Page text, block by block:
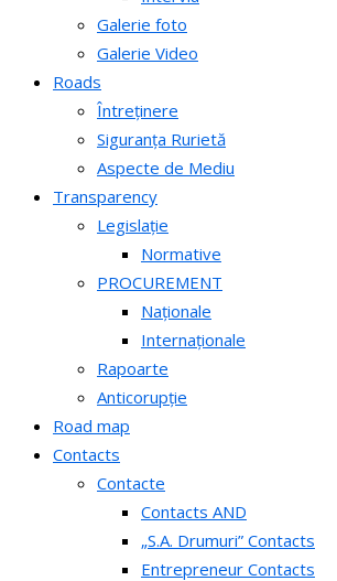
Galerie foto
Galerie Video
Roads
Întreținere
Siguranța Rurietă
Aspecte de Mediu
Transparency
Legislație
Normative
PROCUREMENT
Naționale
Internaționale
Rapoarte
Anticorupție
Road map
Contacts
Contacte
Contacts AND
„S.A. Drumuri” Contacts
Entrepreneur Contacts